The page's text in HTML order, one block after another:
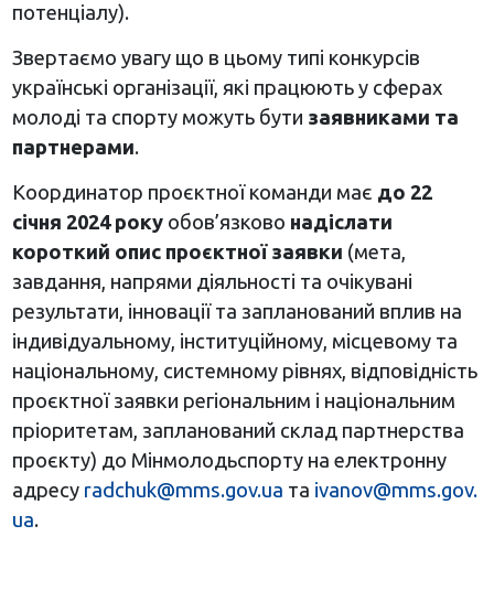
потенціалу).
Звертаємо увагу що в цьому типі конкурсів
українські організації, які працюють у сферах
молоді та спорту можуть бути заявниками та
партнерами.
Координатор проєктної команди має до 22
січня 2024 року обов’язково надіслати
короткий опис проєктної заявки (мета,
завдання, напрями діяльності та очікувані
результати, інновації та запланований вплив на
індивідуальному, інституційному, місцевому та
національному, системному рівнях, відповідність
проєктної заявки регіональним і національним
пріоритетам, запланований склад партнерства
проєкту) до Мінмолодьспорту на електронну
адресу radchuk@mms.gov.ua та ivanov@mms.gov.
ua.